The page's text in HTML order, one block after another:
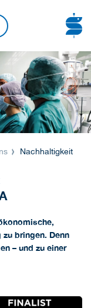
Nachhaltigkeit
bringen. Denn
– und zu einer